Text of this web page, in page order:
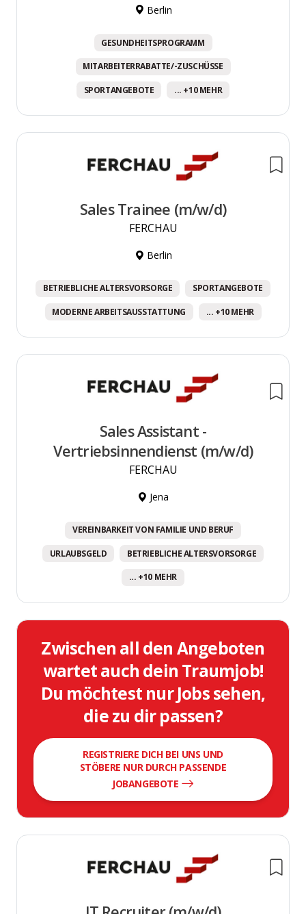
Berlin
GESUNDHEITSPROGRAMM
MITARBEITERRABATTE/-ZUSCHÜSSE
SPORTANGEBOTE ... +10 MEHR
Sales Trainee (m/w/d)
FERCHAU
Berlin
BETRIEBLICHE ALTERSVORSORGE SPORTANGEBOTE
MODERNE ARBEITSAUSSTATTUNG ... +10 MEHR
Sales Assistant -
Vertriebsinnendienst (m/w/d)
FERCHAU
Jena
VEREINBARKEIT VON FAMILIE UND BERUF
URLAUBSGELD BETRIEBLICHE ALTERSVORSORGE
... +10 MEHR
Zwischen all den Angeboten
wartet auch dein Traumjob!
Du möchtest nur Jobs sehen,
die zu dir passen?
REGISTRIERE DICH BEI UNS UND
STÖBERE NUR DURCH PASSENDE
JOBANGEBOTE